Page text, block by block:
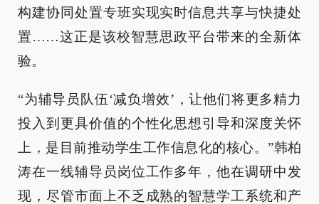
构建协同处置专班实现实时信息共享与快捷处
置……这正是该校智慧思政平台带来的全新体
验。
“为辅导员队伍‘减负增效’，让他们将更多精力
投入到更具价值的个性化思想引导和深度关怀
上，是目前推动学生工作信息化的核心。”韩柏
涛在一线辅导员岗位工作多年，他在调研中发
现，尽管市面上不乏成熟的智慧学工系统和产